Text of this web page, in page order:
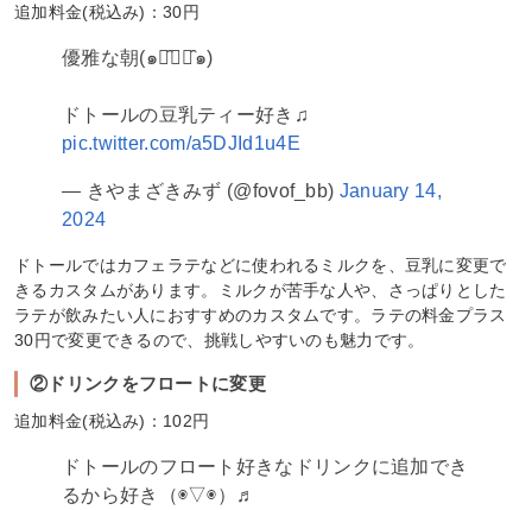
追加料金(税込み)：30円
優雅な朝(๑･̑◡･̑๑)
ドトールの豆乳ティー好き♫
pic.twitter.com/a5DJId1u4E
— きやまざきみず (@fovof_bb) January 14,
2024
ドトールではカフェラテなどに使われるミルクを、豆乳に変更で
きるカスタムがあります。ミルクが苦手な人や、さっぱりとした
ラテが飲みたい人におすすめのカスタムです。ラテの料金プラス
30円で変更できるので、挑戦しやすいのも魅力です。
②ドリンクをフロートに変更
追加料金(税込み)：102円
ドトールのフロート好きなドリンクに追加でき
るから好き（◉▽◉）♬